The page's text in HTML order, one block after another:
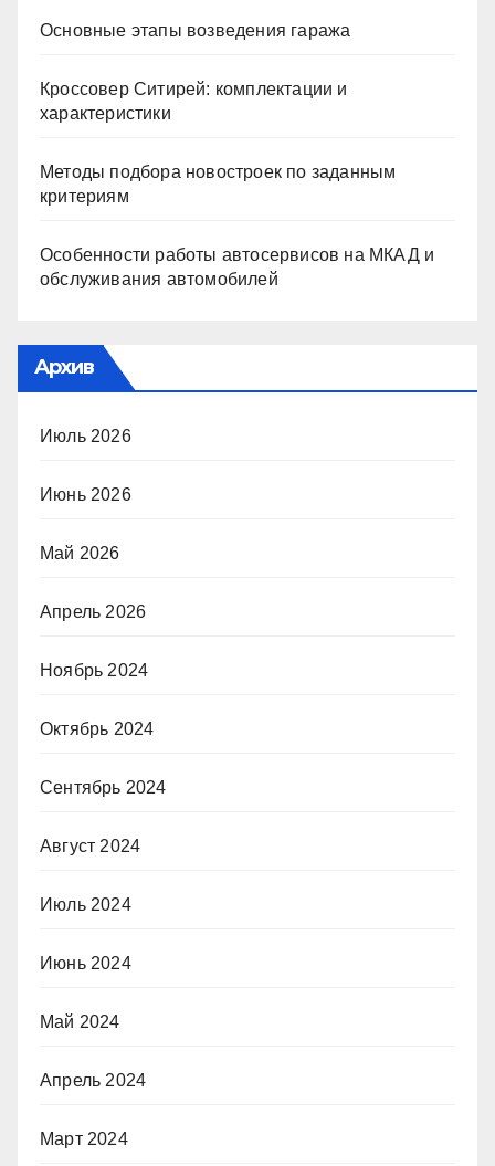
Основные этапы возведения гаража
Кроссовер Ситирей: комплектации и
характеристики
Методы подбора новостроек по заданным
критериям
Особенности работы автосервисов на МКАД и
обслуживания автомобилей
Архив
Июль 2026
Июнь 2026
Май 2026
Апрель 2026
Ноябрь 2024
Октябрь 2024
Сентябрь 2024
Август 2024
Июль 2024
Июнь 2024
Май 2024
Апрель 2024
Март 2024